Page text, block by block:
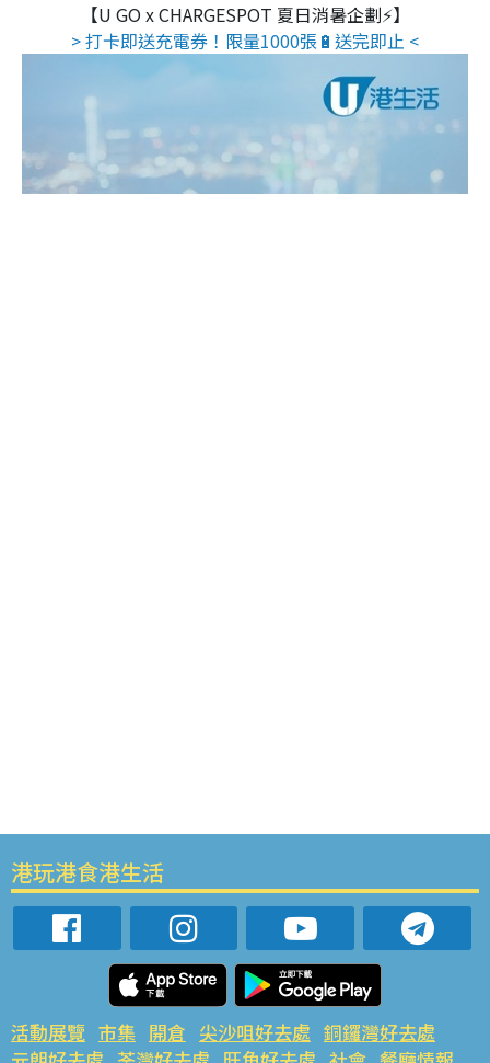
【U GO x CHARGESPOT 夏日消暑企劃⚡】
> 打卡即送充電券！限量1000張🔋送完即止 <
港玩港食港生活
活動展覽 市集 開倉 尖沙咀好去處 銅鑼灣好去處